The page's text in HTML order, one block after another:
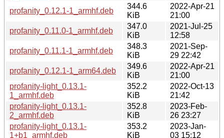
profanity_0.12.1-1_armhf.deb
344.6
KiB
2022-Apr-21
21:00
profanity_0.11.0-1_armhf.deb
347.0
KiB
2021-Jul-25
12:58
profanity_0.11.1-1_armhf.deb
348.3
KiB
2021-Sep-
29 22:42
profanity_0.12.1-1_arm64.deb
349.6
KiB
2022-Apr-21
21:00
profanity-light_0.13.1-
1_armhf.deb
352.2
KiB
2022-Oct-13
21:42
profanity-light_0.13.1-
2_armhf.deb
352.8
KiB
2023-Feb-
26 23:27
profanity-light_0.13.1-
1+b1_armhf.deb
353.2
KiB
2023-Jan-
03 15:12